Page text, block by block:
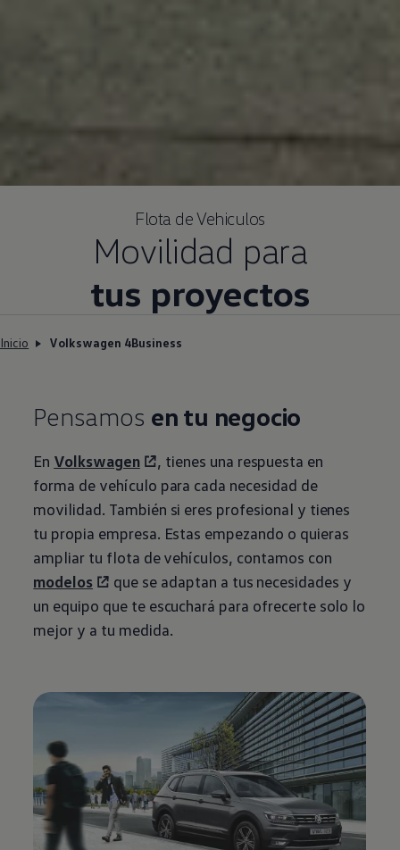
Flota de Vehiculos
Movilidad para
tus proyectos
Inicio Volkswagen 4Business
Pensamos en tu negocio
En Volkswagen
, tienes una respuesta en
forma de vehículo para cada necesidad de
movilidad. También si eres profesional y tienes
tu propia empresa. Estas empezando o quieras
ampliar tu flota de vehículos, contamos con
modelos
que se adaptan a tus necesidades y
un equipo que te escuchará para ofrecerte solo lo
mejor y a tu medida.